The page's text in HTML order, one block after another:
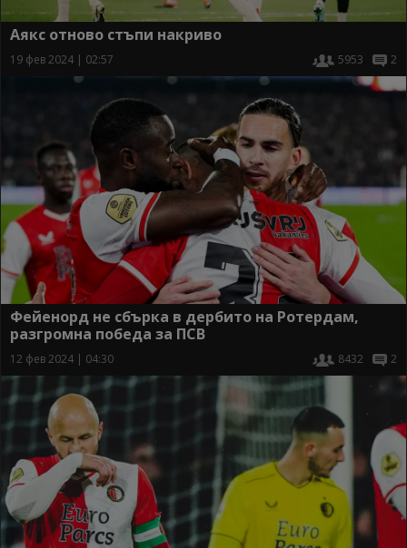
Аякс отново стъпи накриво
19 фев 2024 | 02:57 5953 2
Фейенорд не сбърка в дербито на Ротердам,
разгромна победа за ПСВ
12 фев 2024 | 04:30 8432 2